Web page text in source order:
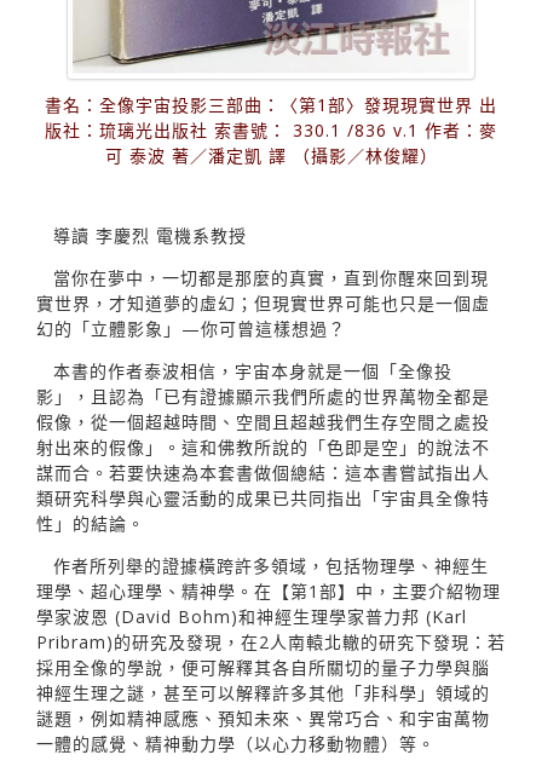
書名：全像宇宙投影三部曲：〈第1部〉發現現實世界 出
版社：琉璃光出版社 索書號： 330.1 /836 v.1 作者：麥
可 泰波 著／潘定凱 譯 （攝影／林俊耀）
導讀 李慶烈 電機系教授
當你在夢中，一切都是那麼的真實，直到你醒來回到現
實世界，才知道夢的虛幻；但現實世界可能也只是一個虛
幻的「立體影象」—你可曾這樣想過？
本書的作者泰波相信，宇宙本身就是一個「全像投
影」，且認為「已有證據顯示我們所處的世界萬物全都是
假像，從一個超越時間、空間且超越我們生存空間之處投
射出來的假像」。這和佛教所說的「色即是空」的說法不
謀而合。若要快速為本套書做個總結：這本書嘗試指出人
類研究科學與心靈活動的成果已共同指出「宇宙具全像特
性」的結論。
作者所列舉的證據橫跨許多領域，包括物理學、神經生
理學、超心理學、精神學。在【第1部】中，主要介紹物理
學家波恩 (David Bohm)和神經生理學家普力邦 (Karl
Pribram)的研究及發現，在2人南轅北轍的研究下發現：若
採用全像的學說，便可解釋其各自所關切的量子力學與腦
神經生理之謎，甚至可以解釋許多其他「非科學」領域的
謎題，例如精神感應、預知未來、異常巧合、和宇宙萬物
一體的感覺、精神動力學（以心力移動物體）等。